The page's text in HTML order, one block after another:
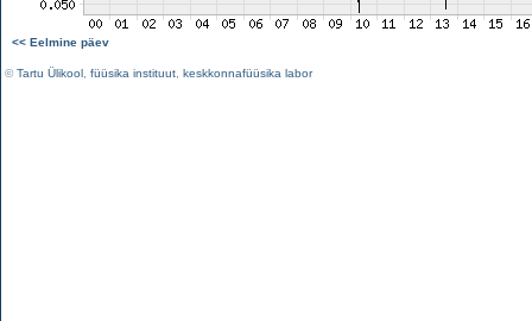
<< Eelmine päev
©Tartu Ülikool füüsika instituut keskkonnafüüsika labor